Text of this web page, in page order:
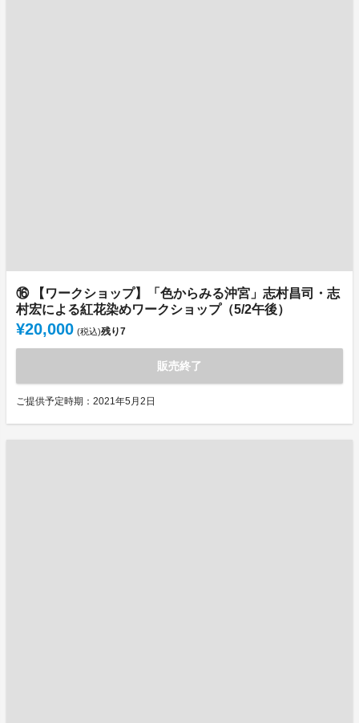
⑯ 【ワークショップ】「色からみる沖宮」志村昌司・志
村宏による紅花染めワークショップ（5/2午後）
¥20,000 (税込)残り7
販売終了
ご提供予定時期：2021年5月2日